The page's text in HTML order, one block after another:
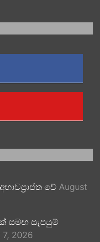
වේ August
සමඟ සැපයුම්
7, 2026